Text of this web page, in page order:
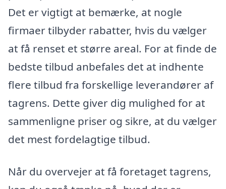
Det er vigtigt at bemærke, at nogle
firmaer tilbyder rabatter, hvis du vælger
at få renset et større areal. For at finde de
bedste tilbud anbefales det at indhente
flere tilbud fra forskellige leverandører af
tagrens. Dette giver dig mulighed for at
sammenligne priser og sikre, at du vælger
det mest fordelagtige tilbud.
Når du overvejer at få foretaget tagrens,